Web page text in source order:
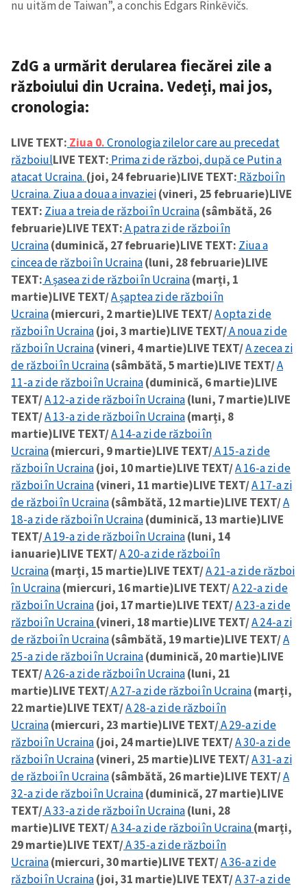
Trimite o informație
Despre ZdG
in English
на русском
nu uităm de Taiwan”, a conchis Edgars Rinkēvičs.
ZdG a urmărit derularea fiecărei zile a
războiului din Ucraina. Vedeți, mai jos,
cronologia:
LIVE TEXT: Ziua 0.Cronologia zilelor care au precedat
războiulLIVE TEXT: Prima zi de război, după ce Putin a
atacat Ucraina. (joi, 24 februarie)LIVE TEXT: Război în
Ucraina. Ziua a doua a invaziei(vineri, 25 februarie)LIVE
TEXT: Ziua a treia de război în Ucraina(sâmbătă, 26
februarie)LIVE TEXT:A patra zi de război în
Ucraina(duminică, 27 februarie)LIVE TEXT: Ziua a
cincea de război în Ucraina(luni, 28 februarie)LIVE
TEXT:A șasea zi de război în Ucraina(marți, 1
martie)LIVE TEXT/A șaptea zi de război în
Ucraina(miercuri, 2 martie)LIVE TEXT/A opta zi de
război în Ucraina(joi, 3 martie)LIVE TEXT/A noua zi de
război în Ucraina(vineri, 4 martie)LIVE TEXT/A zecea zi
de război în Ucraina(sâmbătă, 5 martie)LIVE TEXT/A
11-a zi de război în Ucraina(duminică, 6 martie)LIVE
TEXT/A 12-a zi de război în Ucraina(luni, 7 martie)LIVE
TEXT/A 13-a zi de război în Ucraina(marți, 8
martie)LIVE TEXT/A 14-a zi de război în
Ucraina(miercuri, 9 martie)LIVE TEXT/A 15-a zi de
război în Ucraina(joi, 10 martie)LIVE TEXT/A 16-a zi de
război în Ucraina(vineri, 11 martie)LIVE TEXT/A 17-a zi
de război în Ucraina(sâmbătă, 12 martie)LIVE TEXT/A
18-a zi de război în Ucraina(duminică, 13 martie)LIVE
TEXT/A 19-a zi de război în Ucraina(luni, 14
ianuarie)LIVE TEXT/A 20-a zi de război în
Ucraina(marți, 15 martie)LIVE TEXT/A 21-a zi de război
în Ucraina(miercuri, 16 martie)LIVE TEXT/A 22-a zi de
război în Ucraina(joi, 17 martie)LIVE TEXT/A 23-a zi de
război în Ucraina(vineri, 18 martie)LIVE TEXT/A 24-a zi
de război în Ucraina(sâmbătă, 19 martie)LIVE TEXT/A
25-a zi de război în Ucraina(duminică, 20 martie)LIVE
TEXT/A 26-a zi de război în Ucraina(luni, 21
martie)LIVE TEXT/A 27-a zi de război în Ucraina(marți,
22 martie)LIVE TEXT/A 28-a zi de război în
Ucraina(miercuri, 23 martie)LIVE TEXT/A 29-a zi de
război în Ucraina(joi, 24 martie)LIVE TEXT/A 30-a zi de
război în Ucraina(vineri, 25 martie)LIVE TEXT/A 31-a zi
de război în Ucraina(sâmbătă, 26 martie)LIVE TEXT/A
32-a zi de război în Ucraina(duminică, 27 martie)LIVE
TEXT/A 33-a zi de război în Ucraina(luni, 28
martie)LIVE TEXT/A 34-a zi de război în Ucraina(marți,
29 martie)LIVE TEXT/A 35-a zi de război în
Ucraina(miercuri, 30 martie)LIVE TEXT/A 36-a zi de
război în Ucraina(joi, 31 martie)LIVE TEXT/A 37-a zi de